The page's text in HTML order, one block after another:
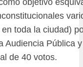
toda la ciudad)
Audiencia Pública
de 40 votos.